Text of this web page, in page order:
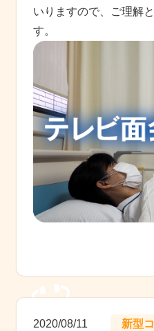
いりますので、ご理解
す。
新型
2020/08/11